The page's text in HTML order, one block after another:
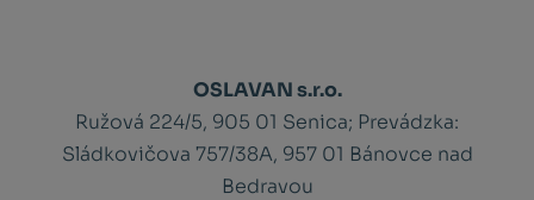
OSLAVAN s.r.o.
Ružová 224/5, 905 01 Senica; Prevádzka:
Sládkovičova 757/38A, 957 01 Bánovce nad
Bedravou